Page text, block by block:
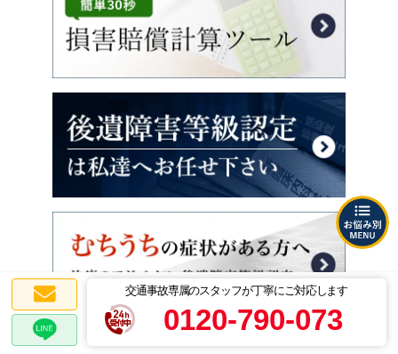
交通事故専属のスタッフが丁寧にご対応します
0120-790-073